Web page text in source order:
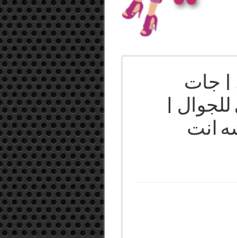
| جات
|
انت